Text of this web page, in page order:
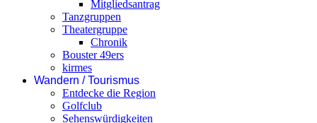
Mitgliedsantrag
Tanzgruppen
Theatergruppe
Chronik
Bouster 49ers
kirmes
Wandern / Tourismus
Entdecke die Region
Golfclub
Sehenswürdigkeiten